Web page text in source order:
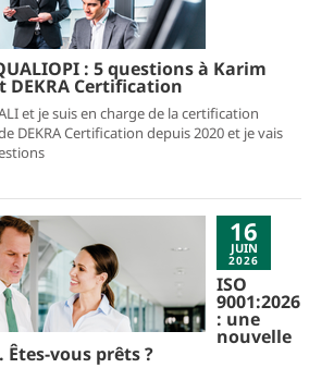
: 5 questions à Karim
DEKRA Certification
et je suis en charge de la certification
DEKRA Certification depuis 2020 et je vais
16
JUIN
2026
ISO
9001:2026
: une
nouvelle
vous prêts ?